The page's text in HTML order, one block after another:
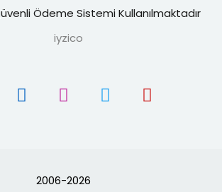
Ödeme Sistemi Kullanılmaktadır
2006-2026